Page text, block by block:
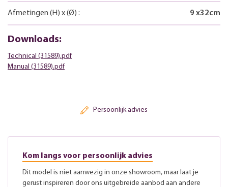
Afmetingen (H) x(Ø) : 9 x32cm
Downloads:
Technical (31589).pdf
Manual (31589).pdf
Persoonlijk advies
Kom langs voor persoonlijk advies
Dit model is niet aanwezig in onze showroom, maar laat je
gerust inspireren door ons uitgebreide aanbod aan andere